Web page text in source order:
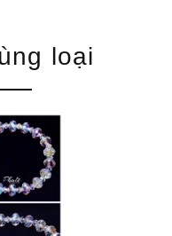
loại